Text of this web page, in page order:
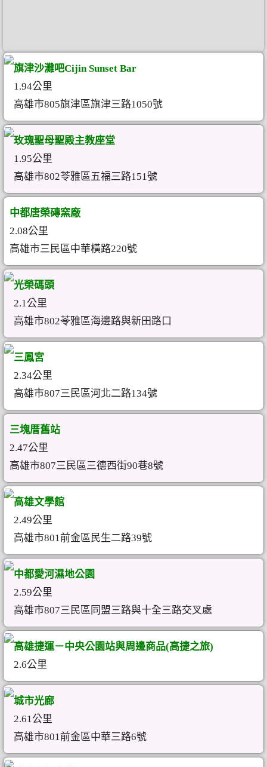
旗津沙灘吧Cijin Sunset Bar
1.94公里
高雄市805旗津區旗津三路1050號
玫瑰聖母聖殿主教座堂
1.95公里
高雄市802苓雅區五福三路151號
中都唐榮磚窯廠
2.08公里
高雄市三民區中華橫路220號
光榮碼頭
2.1公里
高雄市802苓雅區海邊路與新田路口
三鳳宮
2.34公里
高雄市807三民區河北二路134號
三塊厝舊站
2.47公里
高雄市807三民區三德西街90巷8號
高雄文學館
2.49公里
高雄市801前金區民生二路39號
中都愛河濕地公園
2.59公里
高雄市807三民區同盟三路與十全三路交叉處
高雄捷運－中央公園站與周邊商品(高捷之旅)
2.6公里
城市光廊
2.61公里
高雄市801前金區中華三路6號